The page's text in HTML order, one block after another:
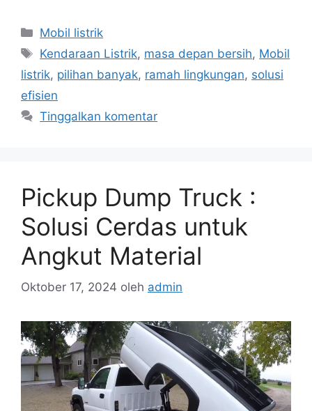
Kategori
Mobil listrik
Tag
Kendaraan Listrik, masa depan bersih, Mobil
listrik, pilihan banyak, ramah lingkungan, solusi
efisien
Tinggalkan komentar
Pickup Dump Truck :
Solusi Cerdas untuk
Angkut Material
Oktober 17, 2024 oleh admin